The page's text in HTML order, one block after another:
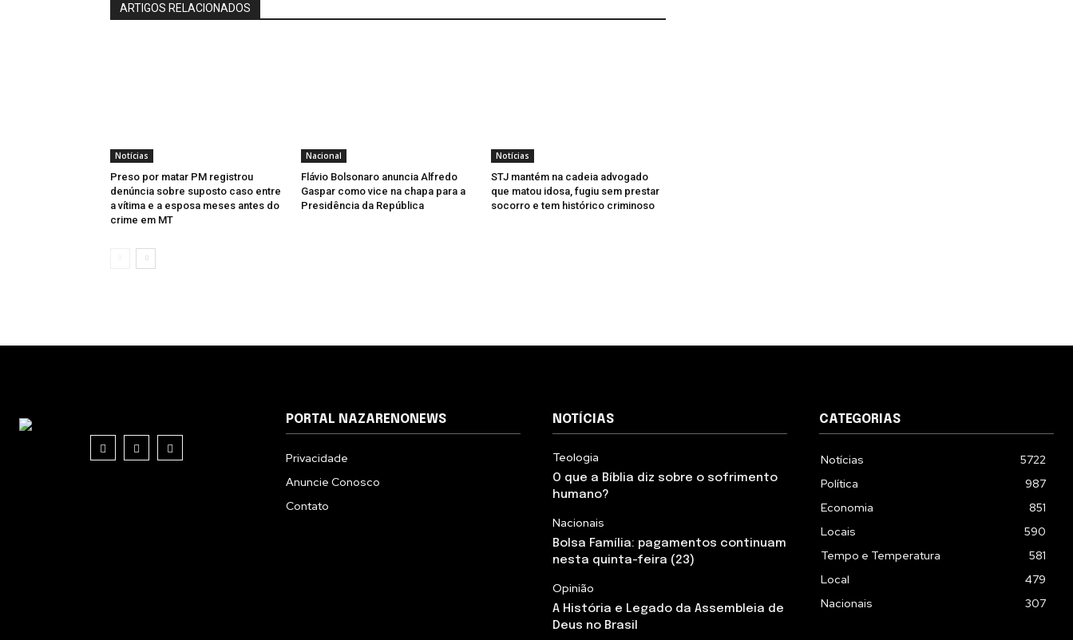
ARTIGOS RELACIONADOS
Notícias
Preso por matar PM registrou
denúncia sobre suposto caso entre
a vítima e a esposa meses antes do
crime em MT
Nacional
Flávio Bolsonaro anuncia Alfredo
Gaspar como vice na chapa para a
Presidência da República
Notícias
STJ mantém na cadeia advogado
que matou idosa, fugiu sem prestar
socorro e tem histórico criminoso
PORTAL NAZARENONEWS
Privacidade
Anuncie Conosco
Contato
NOTÍCIAS
Teologia
O que a Bíblia diz sobre o sofrimento
humano?
Nacionais
Bolsa Família: pagamentos continuam
nesta quinta-feira (23)
Opinião
A História e Legado da Assembleia de
Deus no Brasil
CATEGORIAS
Notícias
5722
Política
987
Economia
851
Locais
590
Tempo e Temperatura
581
Local
479
Nacionais
307